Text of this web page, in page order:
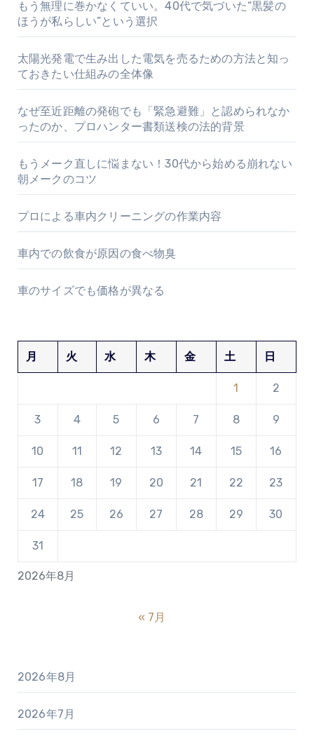
もう無理に巻かなくていい。40代で気づいた“黒髪の
ほうが私らしい”という選択
太陽光発電で生み出した電気を売るための方法と知っ
ておきたい仕組みの全体像
なぜ至近距離の発砲でも「緊急避難」と認められなか
ったのか、プロハンター書類送検の法的背景
もうメーク直しに悩まない！30代から始める崩れない
朝メークのコツ
プロによる車内クリーニングの作業内容
車内での飲食が原因の食べ物臭
車のサイズでも価格が異なる
2026年8月
月 火 水 木 金 土 日
1 2
3 4 5 6 7 8 9
10 11 12 13 14 15 16
17 18 19 20 21 22 23
24 25 26 27 28 29 30
31
« 7月
2026年8月
2026年7月